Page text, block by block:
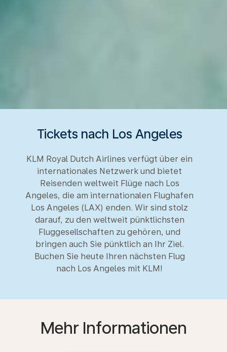
Tickets nach Los Angeles
KLM Royal Dutch Airlines verfügt über ein
internationales Netzwerk und bietet
Reisenden weltweit Flüge nach Los
Angeles, die am internationalen Flughafen
Los Angeles (LAX) enden. Wir sind stolz
darauf, zu den weltweit pünktlichsten
Fluggesellschaften zu gehören, und
bringen auch Sie pünktlich an Ihr Ziel.
Buchen Sie heute Ihren nächsten Flug
nach Los Angeles mit KLM!
Mehr Informationen